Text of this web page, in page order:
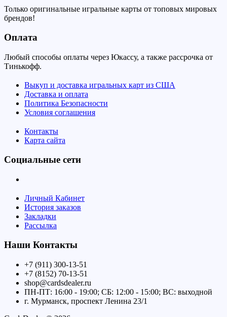
Только оригинальные игральные карты от топовых мировых
брендов!
Оплата
Любый способы оплаты через Юкассу, а также рассрочка от
Тинькофф.
Выкуп и доставка игральных карт из США
Доставка и оплата
Политика Безопасности
Условия соглашения
Контакты
Карта сайта
Социальные сети
Личный Кабинет
История заказов
Закладки
Рассылка
Наши Контакты
+7 (911) 300-13-51
+7 (8152) 70-13-51
shop@cardsdealer.ru
ПН-ПТ: 16:00 - 19:00; СБ: 12:00 - 15:00; ВС: выходной
г. Мурманск, проспект Ленина 23/1